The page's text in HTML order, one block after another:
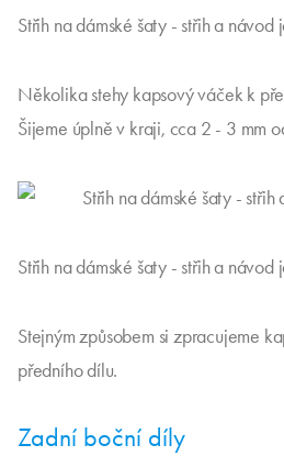
Střih na dámské šaty - střih a návod
Několika stehy kapsový váček k
Šijeme úplně v kraji, cca 2 - 3 mm
Střih na dámské šaty - střih a návod
Stejným způsobem si zpracujeme
předního dílu.
Zadní boční díly